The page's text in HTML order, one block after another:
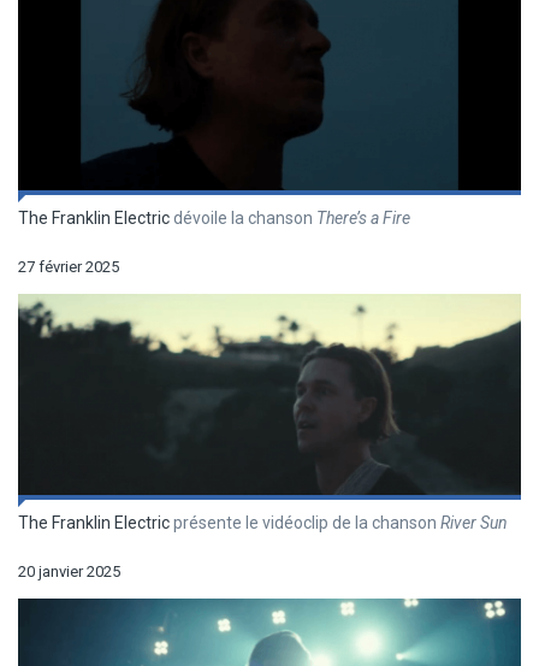
The Franklin Electricdévoile la chanson There’s a Fire
27 février 2025
The Franklin Electricprésente le vidéoclip de la chanson River Sun
20 janvier 2025